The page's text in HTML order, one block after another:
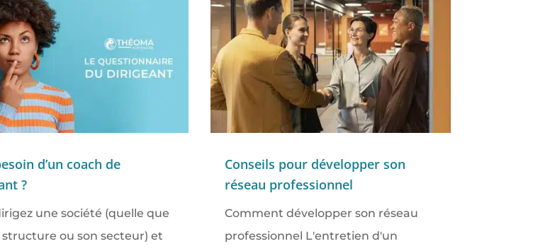
d’un coach de
?
une société (quelle que
structure ou son secteur) et
Conseils pour développer son
réseau professionnel
Comment développer son réseau
professionnel L'entretien d'un